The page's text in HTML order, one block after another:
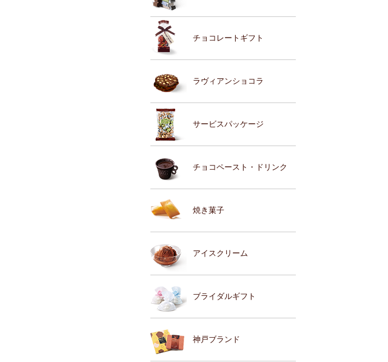
チョコレートギフト
ラヴィアンショコラ
サービスパッケージ
チョコペースト・ドリンク
焼き菓子
アイスクリーム
ブライダルギフト
神戸ブランド